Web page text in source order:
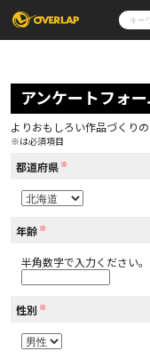
コミック
コミックガルド
コミッククリエ
LiQulle
ラブパルフェ
その他
コミックエッセイ
アクセス
オーバーラップホー
アンケートフォー
よりおもしろい作品づくり
※は必須項目
都道府県 ※
年齢 ※
半角数字で入力ください。
性別 ※